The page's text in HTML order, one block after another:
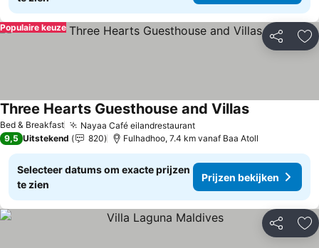
Delen
Populaire keuze
Bed & Breakfast Nayaa Café eilandrestaurantPrijzen bekijken
Three Hearts Guesthouse and VillasPrijzen
9,5 Uitstekend 820 Fulhadhoo, 7.4 km vanaf Baa Atoll
Selecteer datums om exacte prijzen
te zien
Prijzen bekijken
Delen